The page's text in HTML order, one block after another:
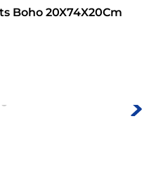
Boho 20X74X20Cm